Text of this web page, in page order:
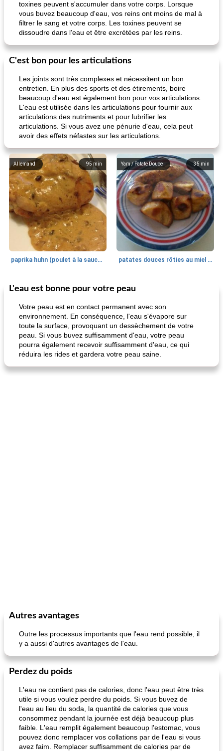
toxines peuvent s'accumuler dans votre corps. Lorsque
vous buvez beaucoup d'eau, vos reins ont moins de mal à
filtrer le sang et votre corps. Les toxines peuvent se
dissoudre dans l'eau et être excrétées par les reins.
C'est bon pour les articulations
Les joints sont très complexes et nécessitent un bon
entretien. En plus des sports et des étirements, boire
beaucoup d'eau est également bon pour vos articulations.
L'eau est utilisée dans les articulations pour fournir aux
articulations des nutriments et pour lubrifier les
articulations. Si vous avez une pénurie d'eau, cela peut
avoir des effets néfastes sur les articulations.
95 min
Allemand
paprika huhn (poulet à la sauce paprika).
35 min
Yam / Patate Douce
patates douces rôties au miel / kumara
25 min
Petit déjeuner et brunch Viande et volaille
L'eau est bonne pour votre peau
Votre peau est en contact permanent avec son
environnement. En conséquence, l'eau s'évapore sur
toute la surface, provoquant un dessèchement de votre
peau. Si vous buvez suffisamment d'eau, votre peau
pourra également recevoir suffisamment d'eau, ce qui
réduira les rides et gardera votre peau saine.
Autres avantages
Outre les processus importants que l'eau rend possible, il
y a aussi d'autres avantages de l'eau.
Perdez du poids
L'eau ne contient pas de calories, donc l'eau peut être très
utile si vous voulez perdre du poids. Si vous buvez de
l'eau au lieu du soda, la quantité de calories que vous
consommez pendant la journée est déjà beaucoup plus
faible. L'eau remplit également beaucoup l'estomac, vous
pouvez donc remplacer vos collations par de l'eau si vous
avez faim. Remplacer suffisamment de calories par de